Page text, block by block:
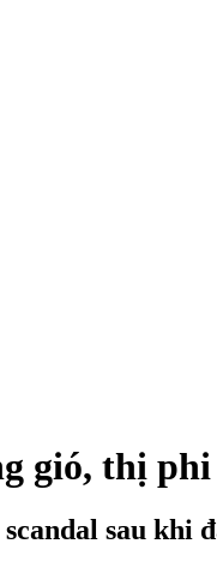
gió, thị phi
sau khi